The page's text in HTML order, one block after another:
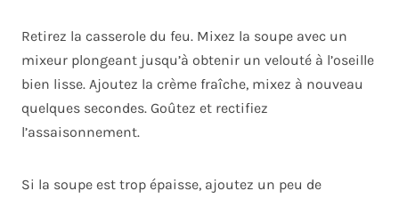
Retirez la casserole du feu. Mixez la soupe avec un
mixeur plongeant jusqu’à obtenir un velouté à l’oseille
bien lisse. Ajoutez la crème fraîche, mixez à nouveau
quelques secondes. Goûtez et rectifiez
l’assaisonnement.
Si la soupe est trop épaisse, ajoutez un peu de